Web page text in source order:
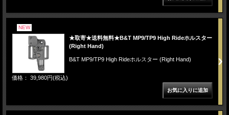
NEW
★取寄★送料無料★B&T MP9/TP9 High Rideホルスター
(Right Hand)
B&T MP9/TP9 High Rideホルスター (Right Hand)
価格： 39,980円(税込)